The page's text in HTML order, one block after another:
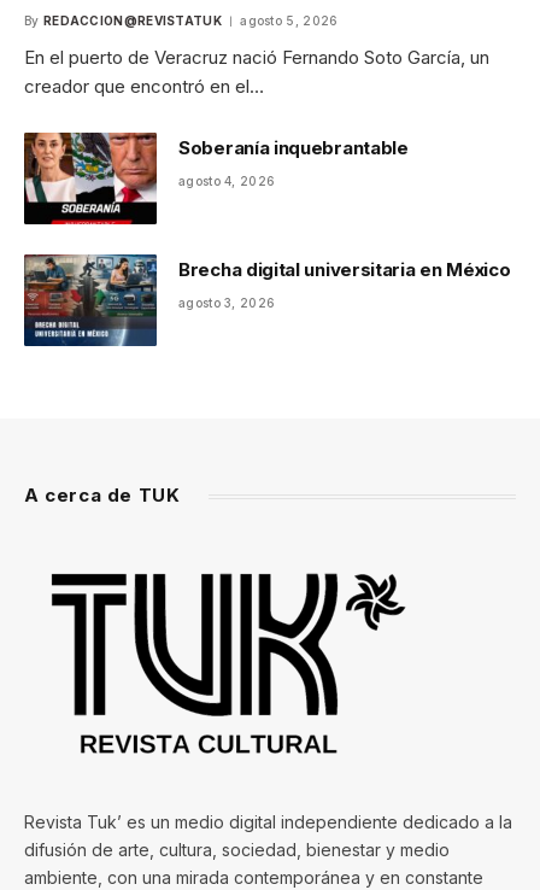
By REDACCION@REVISTATUK agosto 5, 2026
En el puerto de Veracruz nació Fernando Soto García, un
creador que encontró en el…
Soberanía inquebrantable
agosto 4, 2026
Brecha digital universitaria en México
agosto 3, 2026
A cerca de TUK
Revista Tuk’ es un medio digital independiente dedicado a la
difusión de arte, cultura, sociedad, bienestar y medio
ambiente, con una mirada contemporánea y en constante